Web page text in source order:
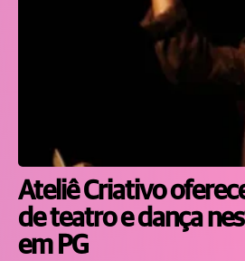
Ateliê Criativo
de teatro e dança
em PG